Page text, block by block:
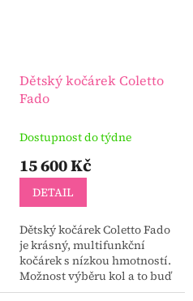
Dětský kočárek Coletto
Fado
Dostupnost do týdne
15 600 Kč
DETAIL
Dětský kočárek Coletto Fado
je krásný, multifunkční
kočárek s nízkou hmotností.
Možnost výběru kol a to buď
nafukovací nebo kola gelová.